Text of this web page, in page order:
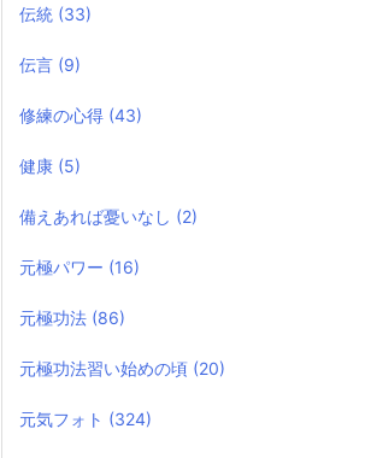
伝統 (33)
伝言 (9)
修練の心得 (43)
健康 (5)
備えあれば憂いなし (2)
元極パワー (16)
元極功法 (86)
元極功法習い始めの頃 (20)
元気フォト (324)